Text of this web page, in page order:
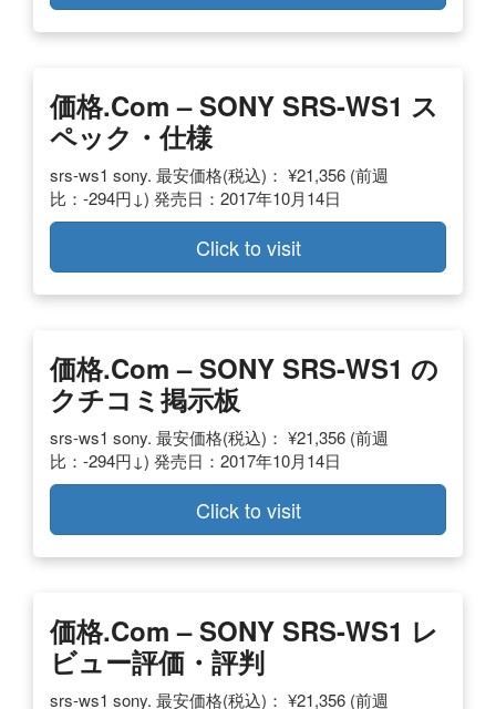
価格.com – SONY SRS-WS1 ス
ペック・仕様
srs-ws1 sony. 最安価格(税込)： ¥21,356 (前週
比：-294円↓) 発売日：2017年10月14日
Click to visit
価格.com – SONY SRS-WS1 の
クチコミ掲示板
srs-ws1 sony. 最安価格(税込)： ¥21,356 (前週
比：-294円↓) 発売日：2017年10月14日
Click to visit
価格.com – SONY SRS-WS1 レ
ビュー評価・評判
srs-ws1 sony. 最安価格(税込)： ¥21,356 (前週